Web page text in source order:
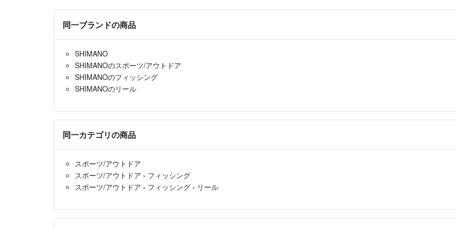
円でどうでし
megaboss- 5年
個人的に巻心
はじめまして
同一ブランドの商品
SHIMANO
SHIMANOのスポーツ/アウトドア
SHIMANOのフィッシング
SHIMANOのリール
同一カテゴリの商品
スポーツ/アウトドア
スポーツ/アウトドア › フィッシング
スポーツ/アウトドア › フィッシング › リール